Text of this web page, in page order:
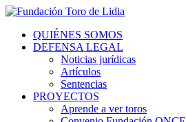
QUIÉNES SOMOS
DEFENSA LEGAL
Noticias jurídicas
Artículos
Sentencias
PROYECTOS
Aprende a ver toros